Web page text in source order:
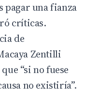
una fianza
críticas.
de
Zentilli
“si no fuese
no existiría”.